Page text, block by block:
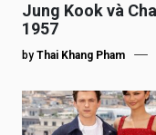
Jung Kook và
1957
by Thai Khang Pham